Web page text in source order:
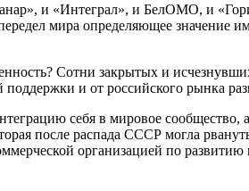
и «Интеграл», и БелОМО, и
мира определяющее значение
Сотни закрытых и
поддержки и от российского рынка
себя в мировое
после распада СССР могла
организацией по